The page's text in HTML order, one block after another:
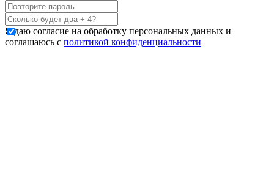
Я даю согласие на обработку персональных данных и
соглашаюсь с политикой конфиденциальности